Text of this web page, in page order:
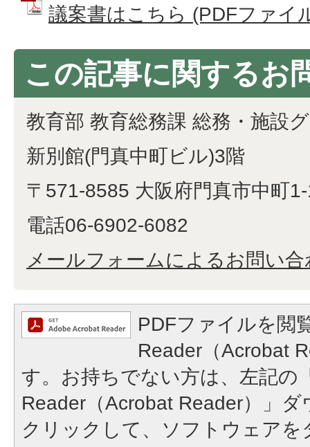
議案書はこちら (PDFファイ
この記事に関するお
教育部 教育総務課 総務・施設
新別館(門真中町ビル)3階
〒571-8585 大阪府門真市中町
電話06-6902-6082
メールフォームによるお問い合
PDFファイルを閲
Reader（Acrobat
す。お持ちでない方は、左記の
Reader（Acrobat Reader）」
クリックして、ソフトウェア